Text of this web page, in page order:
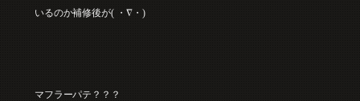
いるのか補修後が( ・∇・)
マフラーパテ？？？